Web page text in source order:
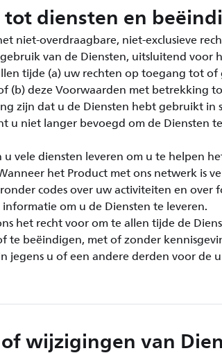
tot diensten en
niet-overdraagbare, niet-exclusieve
van de Diensten, uitsluitend voor
tijde (a) uw rechten op toegang tot
(b) deze Voorwaarden met betrekking
zijn dat u de Diensten hebt gebruikt in
u niet langer bevoegd om de Diensten
vele diensten leveren om u te helpen
het Product met ons netwerk is
codes over uw activiteiten en over
om u de Diensten te leveren.
het recht voor om te allen tijde de
te beëindigen, met of zonder
jegens u of een andere derden voor
wijzigingen van